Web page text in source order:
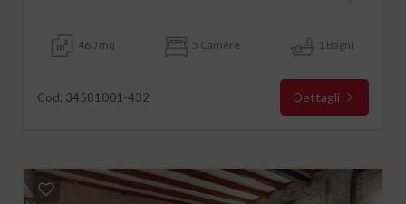
460 mq 5 Camere 1 Bagni
Cod. 34581001-432 Dettagli